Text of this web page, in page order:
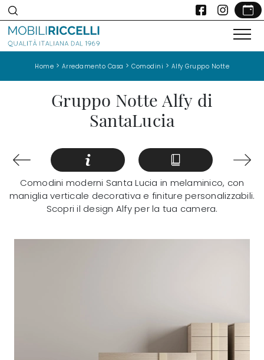
Home > Arredamento Casa > Comodini > Alfy Gruppo Notte
Gruppo Notte Alfy di
SantaLucia
Comodini moderni Santa Lucia in melaminico, con
maniglia verticale decorativa e finiture personalizzabili.
Scopri il design Alfy per la tua camera.